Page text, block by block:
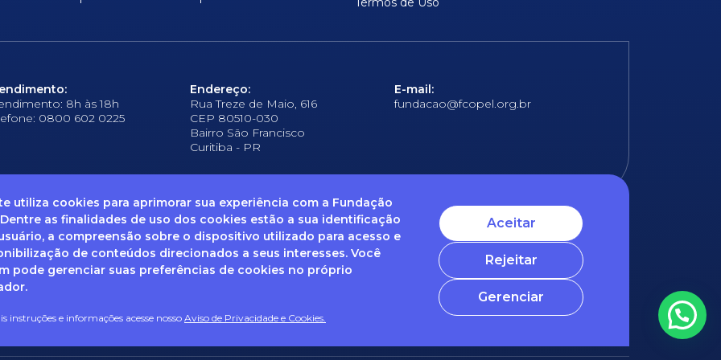
utiliza cookies para aprimorar sua experiência com a Fundação
Dentre as finalidades de uso dos cookies estão a sua identificação
a compreensão sobre o dispositivo utilizado para acesso e
de conteúdos direcionados a seus interesses. Você
pode gerenciar suas preferências de cookies no próprio
instruções e informações acesse nosso Aviso de Privacidade e Cookies.
Aceitar
Rejeitar
Gerenciar
8h às 18h
0800 602 0225
Endereço:
Rua Treze de Maio, 616
CEP 80510-030
Bairro São Francisco
Curitiba - PR
E-mail:
fundacao@fcopel.org.br
Ouvidoria Canal de Denúncias Solicitação de informações Documentos obrigatórios
dúvidas sobre Privacidade de Dados e LGPD, entre em contato com o nosso DPO (encarregado de dados)
dpo@fcopel.org.br